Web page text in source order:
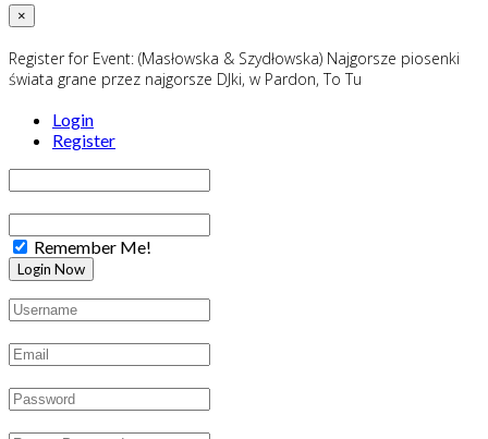
×
Register for Event: (Masłowska & Szydłowska) Najgorsze piosenki
świata grane przez najgorsze DJki, w Pardon, To Tu
Login
Register
Remember Me!